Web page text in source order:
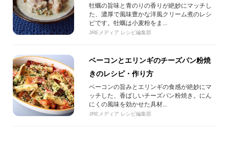
牡蠣の旨味と青のりの香りが絶妙にマッチし
た、濃厚で風味豊かな洋風クリーム煮のレシ
ピです。牡蠣は小麦粉をま...
JREメディア レシピ編集部
ベーコンとエリンギのチーズパン粉焼
きのレシピ・作り方
ベーコンの旨みとエリンギの食感が絶妙にマ
ッチした、香ばしいチーズパン粉焼き。にん
にくの風味を効かせた具材...
JREメディア レシピ編集部